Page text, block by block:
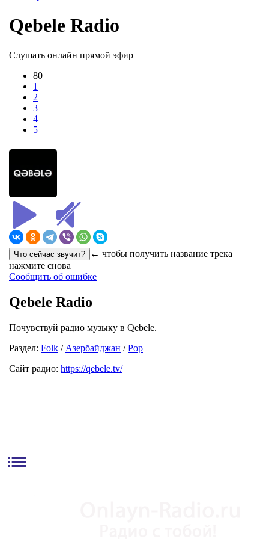
Qebele Radio
Слушать онлайн прямой эфир
80
1
2
3
4
5
← чтобы получить название трека
нажмите снова
Сообщить об ошибке
Qebele Radio
Почувствуй радио музыку в Qebele.
Раздел: Folk / Азербайджан /Pop
Сайт радио: https://qebele.tv/
list